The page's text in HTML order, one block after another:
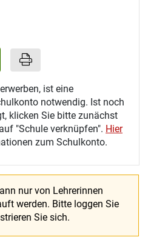
ist eine
notwendig. Ist noch
klicken Sie bitte zunächst
"Schule verknüpfen". Hier
zum Schulkonto.
nur von Lehrerinnen
werden. Bitte loggen Sie
Sie sich.